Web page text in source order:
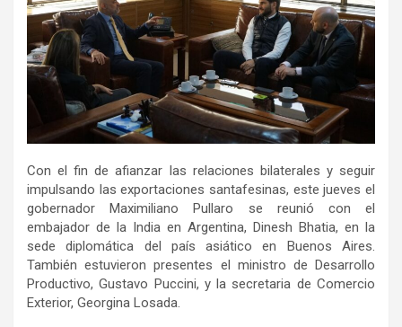
Con el fin de afianzar las relaciones bilaterales y seguir
impulsando las exportaciones santafesinas, este jueves el
gobernador Maximiliano Pullaro se reunió con el
embajador de la India en Argentina, Dinesh Bhatia, en la
sede diplomática del país asiático en Buenos Aires.
También estuvieron presentes el ministro de Desarrollo
Productivo, Gustavo Puccini, y la secretaria de Comercio
Exterior, Georgina Losada.